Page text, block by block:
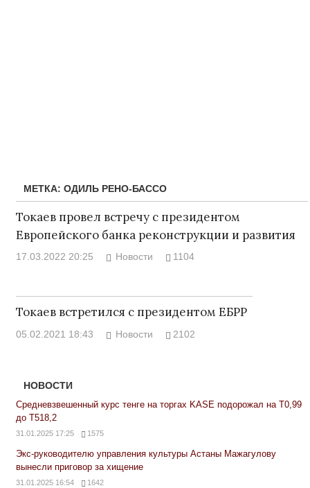
МЕТКА: ОДИЛЬ РЕНО-БАССО
Токаев провел встречу с президентом
Европейского банка реконструкции и развития
17.03.2022 20:25 Новости 1104
Токаев встретился с президентом ЕБРР
05.02.2021 18:43 Новости 2102
НОВОСТИ
Средневзвешенный курс тенге на торгах KASE подорожал на Т0,99
до Т518,2
31.01.2025 17:25 1575
Экс-руководителю управления культуры Астаны Мажагулову
вынесли приговор за хищение
31.01.2025 16:54 1642